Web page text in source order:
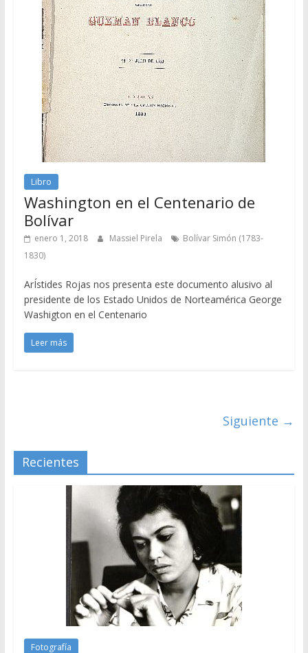
Libro
Washington en el Centenario de
Bolívar
enero 1, 2018 Massiel Pirela
Bolívar Simón (1783-
1830)
ArÍstides Rojas nos presenta este documento alusivo al
presidente de los Estado Unidos de Norteamérica George
Washigton en el Centenario
Leer más
Siguiente →
Recientes
Fotografía